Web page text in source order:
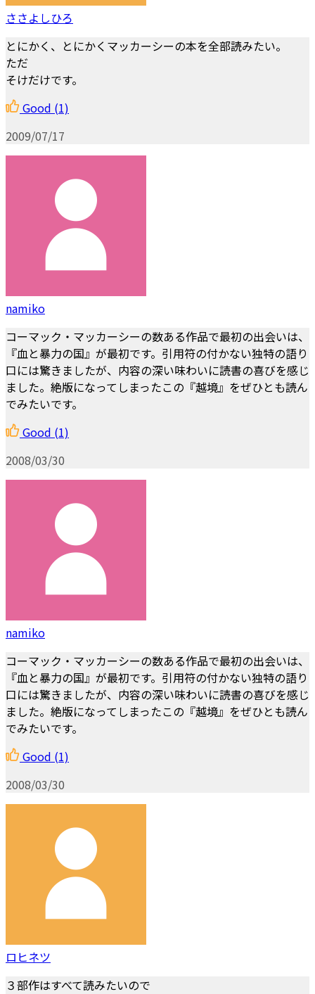
ささよしひろ
とにかく、とにかくマッカーシーの本を全部読みたい。
ただ
そけだけです。
Good (1)
2009/07/17
namiko
コーマック・マッカーシーの数ある作品で最初の出会いは、
『血と暴力の国』が最初です。引用符の付かない独特の語り
口には驚きましたが、内容の深い味わいに読書の喜びを感じ
ました。絶版になってしまったこの『越境』をぜひとも読ん
でみたいです。
Good (1)
2008/03/30
namiko
コーマック・マッカーシーの数ある作品で最初の出会いは、
『血と暴力の国』が最初です。引用符の付かない独特の語り
口には驚きましたが、内容の深い味わいに読書の喜びを感じ
ました。絶版になってしまったこの『越境』をぜひとも読ん
でみたいです。
Good (1)
2008/03/30
ロヒネツ
３部作はすべて読みたいので